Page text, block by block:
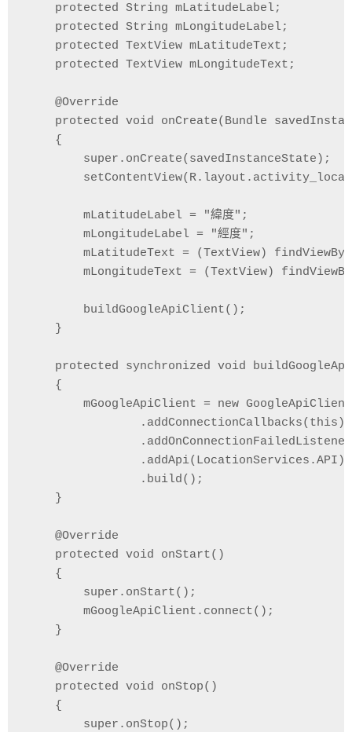
    protected String mLatitudeLabel;
    protected String mLongitudeLabel;
    protected TextView mLatitudeText;
    protected TextView mLongitudeText;
    @Override
protected void onCreate(Bundle
    {
        super.onCreate(savedInstanceState);
        mLatitudeLabel = "緯度";
        mLongitudeLabel = "經度";
mLatitudeText = (TextView)
mLongitudeText = (TextView)
        buildGoogleApiClient();
    }
protected synchronized void
    {
mGoogleApiClient = new
                .addConnectionCallbacks(this)
                .addApi(LocationServices.API)
                .build();
    }
    @Override
    protected void onStart()
    {
        super.onStart();
        mGoogleApiClient.connect();
    }
    @Override
    protected void onStop()
    {
        super.onStop();